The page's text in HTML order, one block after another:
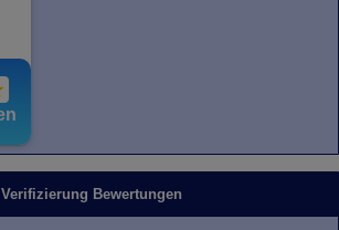
Verifizierung Bewertungen